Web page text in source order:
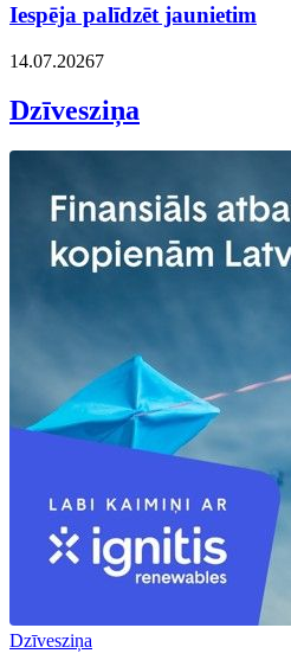
Iespēja palīdzēt jaunietim
14.07.20267
Dzīvesziņa
Dzīvesziņa